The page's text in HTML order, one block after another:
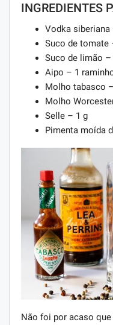
INGREDIENTES
Vodka siberiana
Suco de tomate
Suco de limão –
Aipo – 1
Molho tabasco
Molho
Selle – 1 g
Pimenta moída
Não foi por acaso